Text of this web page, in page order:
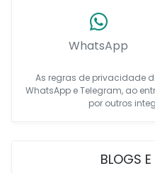
WhatsApp
As regras de privacidade
WhatsApp e Telegram, ao
por outros
BLOGS E